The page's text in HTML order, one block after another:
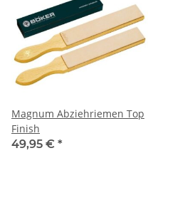
Magnum Abziehriemen Top
Finish
49,95 € *